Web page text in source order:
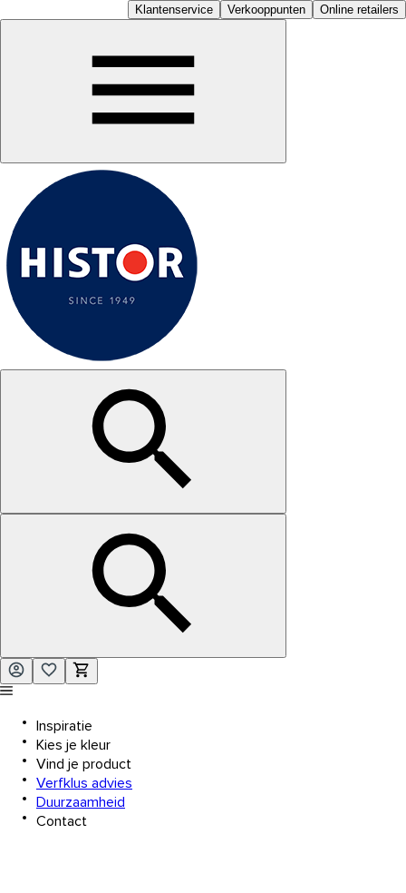
Klantenservice Verkooppunten Online retailers
Inspiratie
Kies je kleur
Vind je product
Verfklus advies
Duurzaamheid
Contact